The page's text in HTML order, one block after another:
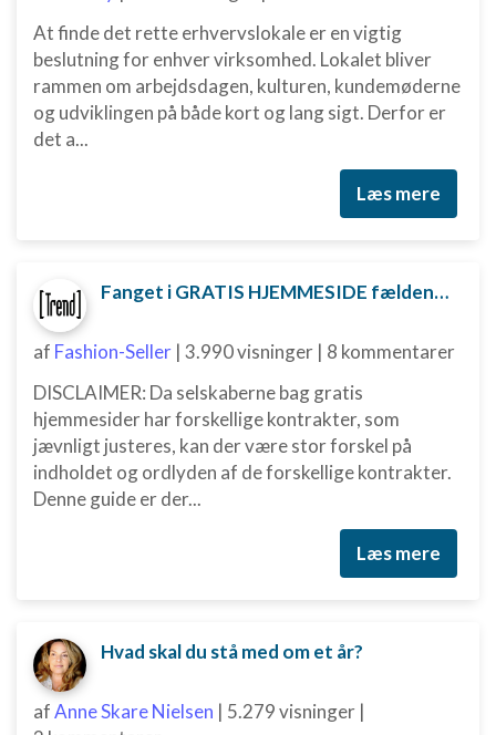
At finde det rette erhvervslokale er en vigtig
beslutning for enhver virksomhed. Lokalet bliver
rammen om arbejdsdagen, kulturen, kundemøderne
og udviklingen på både kort og lang sigt. Derfor er
det a...
Læs mere
Fanget i GRATIS HJEMMESIDE fælden? Sådan kan du måske komme ud af aftalen
af Fashion-Seller | 3.990 visninger | 8 kommentarer
DISCLAIMER: Da selskaberne bag gratis
hjemmesider har forskellige kontrakter, som
jævnligt justeres, kan der være stor forskel på
indholdet og ordlyden af de forskellige kontrakter.
Denne guide er der...
Læs mere
Hvad skal du stå med om et år?
afAnne Skare Nielsen | 5.279 visninger |